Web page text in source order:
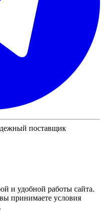
поставщик
и удобной работы сайта.
принимаете условия
.